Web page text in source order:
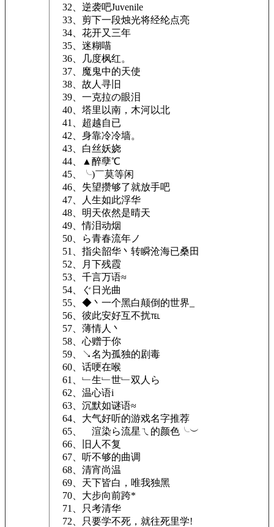
32、逆袭吧Juvenile
33、剪下一段烛光将经纶点亮
34、花开又三年
35、迷糊喵
36、几度枫红。
37、魔鬼中的天使
38、故人寻旧
39、一克拉の眼泪
40、塔里以南，木河以北
41、超越自已
42、身靠冷冷墙。
43、白丝妖娆
44、▲醉孽℃
45、╰)￣莫等闲
46、失望攒够了就放手吧
47、人生如此浮华
48、明天依然是晴天
49、情泪动烟
50、ら青春流年ノ
51、指尖韶华丶转瞬沧海已桑田
52、月下残霞
53、千言万语≈
54、ぐ日光曲
55、◆丶一个黑白颠倒的世界_
56、彼此安好互不扰℡
57、薄情人丶
58、心赠于你
59、↘名为孤独的剧毒
60、话哽在喉
61、﹂生﹂世﹂双人ら
62、温心语i
63、沉默如谜语≈
64、大气好听的游戏名字推荐
65、ゞ渲染ら流星ㄟ的颜色╰︶
66、旧人不复
67、听不够的曲调
68、清宵尚温
69、天下皆白，唯我独黑
70、大步向前跨*
71、只考清华
72、只要学不死，就往死里学!